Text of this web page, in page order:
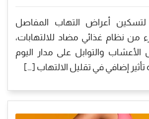
أعراض التهاب المفاصل
من نظام غذائي مضاد للالتهابات،
والتوابل على مدار اليوم
إضافي في تقليل الالتهاب […]